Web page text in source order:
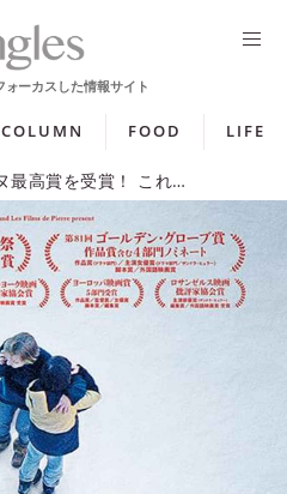
COLUMN FOOD LIFE
カンヌ最高賞を受賞！ これは事故か自殺か、殺人か？ 暴かれる真実と嘘『落下の解剖学』【シネマ・グレイ File.070】